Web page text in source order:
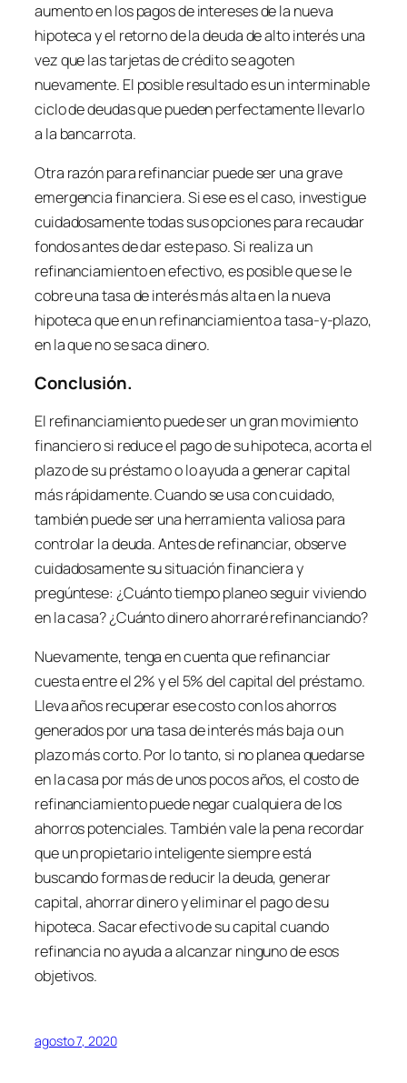
aumento en los pagos de intereses de la nueva
hipoteca y el retorno de la deuda de alto interés una
vez que las tarjetas de crédito se agoten
nuevamente. El posible resultado es un interminable
ciclo de deudas que pueden perfectamente llevarlo
a la bancarrota.
Otra razón para refinanciar puede ser una grave
emergencia financiera. Si ese es el caso, investigue
cuidadosamente todas sus opciones para recaudar
fondos antes de dar este paso. Si realiza un
refinanciamiento en efectivo, es posible que se le
cobre una tasa de interés más alta en la nueva
hipoteca que en un refinanciamiento a tasa-y-plazo,
en la que no se saca dinero.
Conclusión.
El refinanciamiento puede ser un gran movimiento
financiero si reduce el pago de su hipoteca, acorta el
plazo de su préstamo o lo ayuda a generar capital
más rápidamente. Cuando se usa con cuidado,
también puede ser una herramienta valiosa para
controlar la deuda. Antes de refinanciar, observe
cuidadosamente su situación financiera y
pregúntese: ¿Cuánto tiempo planeo seguir viviendo
en la casa? ¿Cuánto dinero ahorraré refinanciando?
Nuevamente, tenga en cuenta que refinanciar
cuesta entre el 2% y el 5% del capital del préstamo.
Lleva años recuperar ese costo con los ahorros
generados por una tasa de interés más baja o un
plazo más corto. Por lo tanto, si no planea quedarse
en la casa por más de unos pocos años, el costo de
refinanciamiento puede negar cualquiera de los
ahorros potenciales. También vale la pena recordar
que un propietario inteligente siempre está
buscando formas de reducir la deuda, generar
capital, ahorrar dinero y eliminar el pago de su
hipoteca. Sacar efectivo de su capital cuando
refinancia no ayuda a alcanzar ninguno de esos
objetivos.
agosto 7, 2020